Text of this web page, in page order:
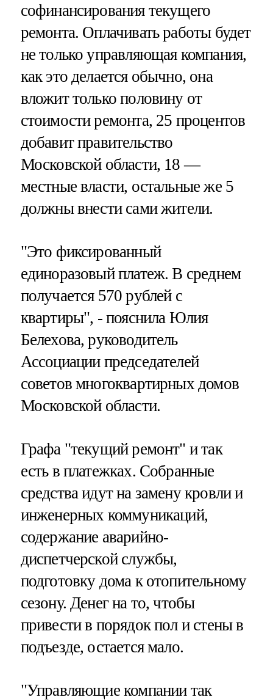
софинансирования текущего
ремонта. Оплачивать работы будет
не только управляющая компания,
как это делается обычно, она
вложит только половину от
стоимости ремонта, 25 процентов
добавит правительство
Московской области, 18 —
местные власти, остальные же 5
должны внести сами жители.
"Это фиксированный
единоразовый платеж. В среднем
получается 570 рублей с
квартиры", - пояснила Юлия
Белехова, руководитель
Ассоциации председателей
советов многоквартирных домов
Московской области.
Графа "текущий ремонт" и так
есть в платежках. Собранные
средства идут на замену кровли и
инженерных коммуникаций,
содержание аварийно-
диспетчерской службы,
подготовку дома к отопительному
сезону. Денег на то, чтобы
привести в порядок пол и стены в
подъезде, остается мало.
"Управляющие компании так